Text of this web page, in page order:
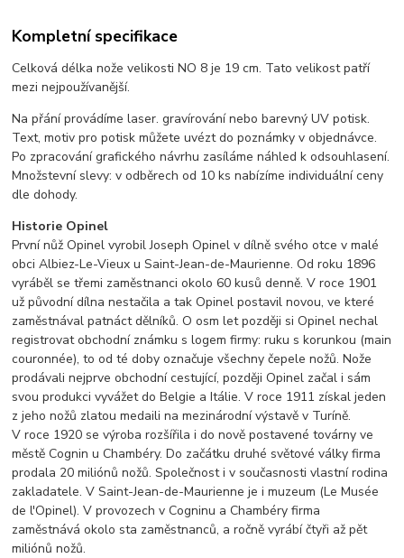
Kompletní specifikace
Celková délka nože velikosti NO 8 je 19 cm. Tato velikost patří
mezi nejpoužívanější.
Na přání provádíme laser. gravírování nebo barevný UV potisk.
Text, motiv pro potisk můžete uvézt do poznámky v objednávce.
Po zpracování grafického návrhu zasíláme náhled k odsouhlasení.
Množstevní slevy: v odběrech od 10 ks nabízíme individuální ceny
dle dohody.
Historie Opinel
První nůž Opinel vyrobil Joseph Opinel v dílně svého otce v malé
obci Albiez-Le-Vieux u Saint-Jean-de-Maurienne. Od roku 1896
vyráběl se třemi zaměstnanci okolo 60 kusů denně. V roce 1901
už původní dílna nestačila a tak Opinel postavil novou, ve které
zaměstnával patnáct dělníků. O osm let později si Opinel nechal
registrovat obchodní známku s logem firmy: ruku s korunkou (main
couronnée), to od té doby označuje všechny čepele nožů. Nože
prodávali nejprve obchodní cestující, později Opinel začal i sám
svou produkci vyvážet do Belgie a Itálie. V roce 1911 získal jeden
z jeho nožů zlatou medaili na mezinárodní výstavě v Turíně.
V roce 1920 se výroba rozšířila i do nově postavené továrny ve
městě Cognin u Chambéry. Do začátku druhé světové války firma
prodala 20 miliónů nožů. Společnost i v současnosti vlastní rodina
zakladatele. V Saint-Jean-de-Maurienne je i muzeum (Le Musée
de l'Opinel). V provozech v Cogninu a Chambéry firma
zaměstnává okolo sta zaměstnanců, a ročně vyrábí čtyři až pět
miliónů nožů.